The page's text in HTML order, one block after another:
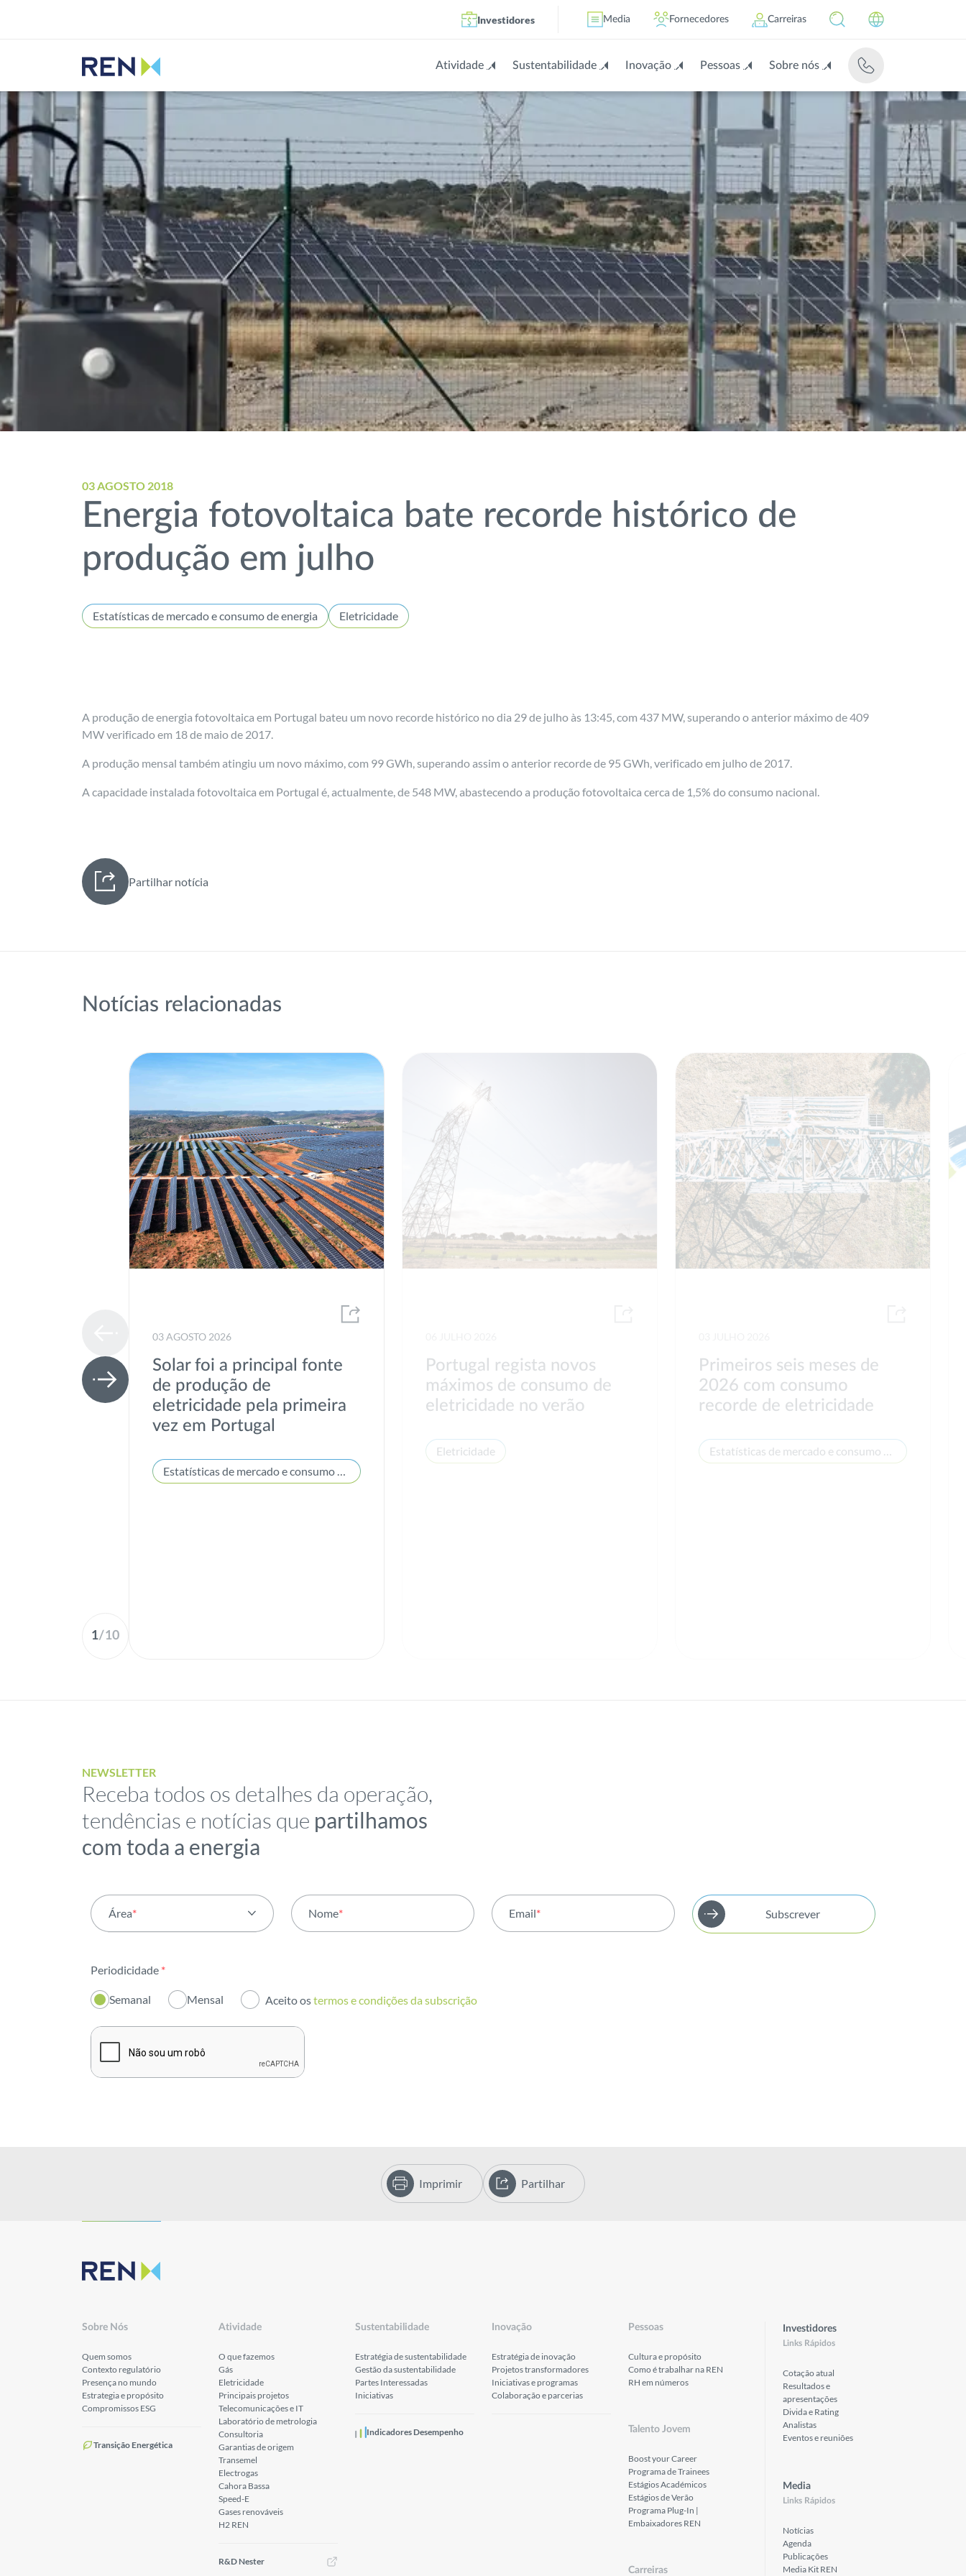
Investidores Media Fornecedores Carreiras
Atividade Sustentabilidade Inovação Pessoas Sobre nós
03 AGOSTO 2018
Energia fotovoltaica bate recorde histórico de
produção em julho
Estatísticas de mercado e consumo de energia Eletricidade
A produção de energia fotovoltaica em Portugal bateu um novo recorde histórico no dia 29 de julho às 13:45, com 437 MW, superando o anterior máximo de 409
MW verificado em 18 de maio de 2017.
A produção mensal também atingiu um novo máximo, com 99 GWh, superando assim o anterior recorde de 95 GWh, verificado em julho de 2017.
A capacidade instalada fotovoltaica em Portugal é, actualmente, de 548 MW, abastecendo a produção fotovoltaica cerca de 1,5% do consumo nacional.
Partilhar notícia
Notícias relacionadas
1/10
03 AGOSTO 2026
Solar foi a principal fonte
de produção de
eletricidade pela primeira
vez em Portugal
Estatísticas de mercado e consumo de energia
Portugal regista novos
máximos de consumo de
eletricidade no verão
Eletricidade
Primeiros seis meses de
2026 com consumo
recorde de eletricidade
Estatísticas de mercado e consumo de energia
NEWSLETTER
Receba todos os detalhes da operação,
tendências e notícias que partilhamos
com toda a energia
Área*
Institucional
Sustentabilidade
Nome* Email* Subscrever
Periodicidade *
Semanal Mensal Aceito ostermos e condições da subscrição
Imprimir Partilhar
Sobre Nós
Quem somos
Contexto regulatório
Presença no mundo
Estrategia e propósito
Compromissos ESG
Transição Energética
Atividade
O que fazemos
Gás
Eletricidade
Principais projetos
Telecomunicações e IT
Laboratório de metrologia
Consultoria
Garantias de origem
Transemel
Electrogas
Cahora Bassa
Speed-E
Gases renováveis
H2 REN
R&D Nester
Sustentabilidade
Estratégia de sustentabilidade
Gestão da sustentabilidade
Partes Interessadas
Iniciativas
Indicadores Desempenho
Inovação
Estratégia de inovação
Projetos transformadores
Iniciativas e programas
Colaboração e parcerias
Pessoas
Cultura e propósito
Como é trabalhar na REN
RH em números
Talento Jovem
Boost your Career
Programa de Trainees
Estágios Académicos
Estágios de Verão
Programa Plug-In |
Embaixadores REN
Carreiras
Investidores
Links Rápidos
Cotação atual
Resultados e
apresentações
Divida e Rating
Analistas
Eventos e reuniões
Media
Links Rápidos
Notícias
Agenda
Publicações
Media Kit REN